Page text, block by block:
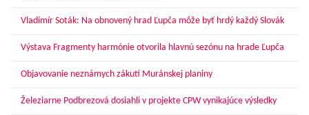
Vladimír Soták: Na obnovený hrad Ľupča môže byť hrdý každý Slovák
Výstava Fragmenty harmónie otvorila hlavnú sezónu na hrade Ľupča
Objavovanie neznámych zákutí Muránskej planiny
Železiarne Podbrezová dosiahli v projekte CPW vynikajúce výsledky